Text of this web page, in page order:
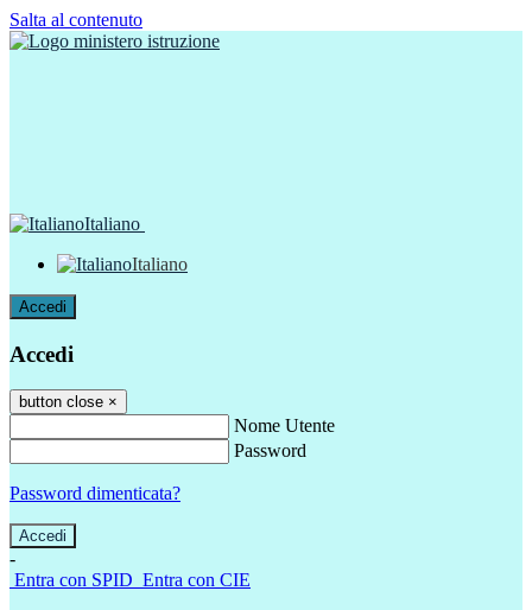
Salta al contenuto
Italiano
Italiano
Accedi
Accedi
button close ×
Nome Utente
Password
Password dimenticata?
-
Entra con SPID Entra con CIE